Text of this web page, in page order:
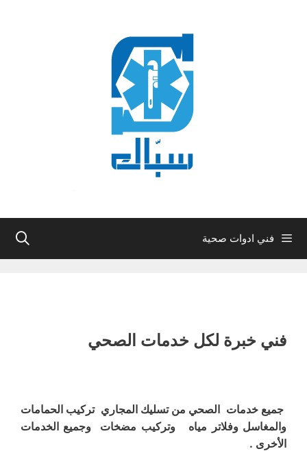
فني ادوات صحية
فني خبرة لكل خدمات الصحي
جميع خدمات الصحي من تسليك المجاري تركيب الحمامات
والمغاسل وفلاتر مياه وتركيب مضخات وجميع الخدمات
الأخرى .